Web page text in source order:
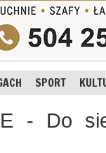
SPORT
- Do